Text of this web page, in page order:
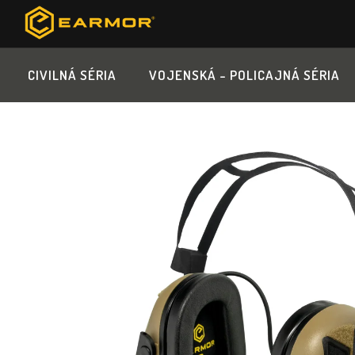
obsah
CIVILNÁ SÉRIA VOJENSKÁ - POLICAJNÁ SÉRIA